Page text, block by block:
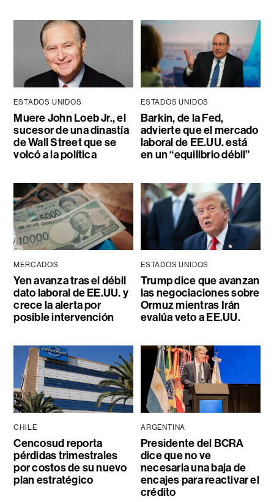
ESTADOS UNIDOS
Muere John Loeb Jr., el
sucesor de una dinastía
de Wall Street que se
volcó a la política
ESTADOS UNIDOS
Barkin, de la Fed,
advierte que el mercado
laboral de EE.UU. está
en un “equilibrio débil”
MERCADOS
Yen avanza tras el débil
dato laboral de EE.UU. y
crece la alerta por
posible intervención
ESTADOS UNIDOS
Trump dice que avanzan
las negociaciones sobre
Ormuz mientras Irán
evalúa veto a EE.UU.
CHILE
Cencosud reporta
pérdidas trimestrales
por costos de su nuevo
plan estratégico
ARGENTINA
Presidente del BCRA
dice que no ve
necesaria una baja de
encajes para reactivar el
crédito